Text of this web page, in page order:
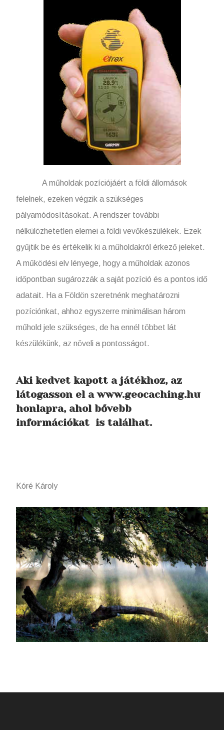
A műholdak pozíciójáért a földi állomások
felelnek, ezeken végzik a szükséges
pályamódosításokat. A rendszer további
nélkülözhetetlen elemei a földi vevőkészülékek. Ezek
gyűjtik be és értékelik ki a műholdakról érkező jeleket.
A működési elv lényege, hogy a műholdak azonos
időpontban sugározzák a saját pozíció és a pontos idő
adatait. Ha a Földön szeretnénk meghatározni
pozíciónkat, ahhoz egyszerre minimálisan három
műhold jele szükséges, de ha ennél többet lát
készülékünk, az növeli a pontosságot.
Aki kedvet kapott a játékhoz, az
látogasson el a www.geocaching.hu
honlapra, ahol bővebb
információkat is találhat.
Kóré Károly